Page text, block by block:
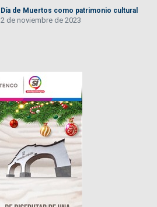
Día de Muertos como patrimonio cultural
2 de noviembre de 2023